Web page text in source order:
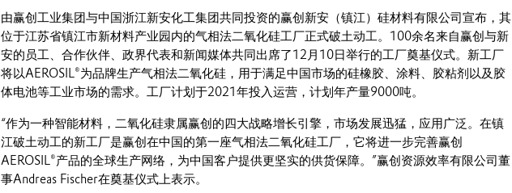
由赢创工业集团与中国浙江新安化工集团共同投资的赢创新安（镇江）硅材料有限公司宣布，其
位于江苏省镇江市新材料产业园内的气相法二氧化硅工厂正式破土动工。100余名来自赢创与新
安的员工、合作伙伴、政界代表和新闻媒体共同出席了12月10日举行的工厂奠基仪式。新工厂
将以AEROSIL®为品牌生产气相法二氧化硅，用于满足中国市场的硅橡胶、涂料、胶粘剂以及胶
体电池等工业市场的需求。工厂计划于2021年投入运营，计划年产量9000吨。
“作为一种智能材料，二氧化硅隶属赢创的四大战略增长引擎，市场发展迅猛，应用广泛。在镇
江破土动工的新工厂是赢创在中国的第一座气相法二氧化硅工厂，它将进一步完善赢创
AEROSIL®产品的全球生产网络，为中国客户提供更坚实的供货保障。”赢创资源效率有限公司董
事Andreas Fischer在奠基仪式上表示。